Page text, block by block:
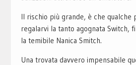
Il rischio più grande, è che qualche
regalarvi la tanto agognata Switch,
la temibile Nanica Smitch.
Una trovata davvero impensabile